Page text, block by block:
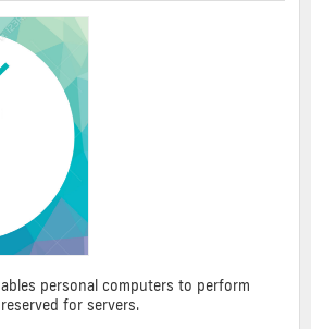
personal computers to perform
for servers.